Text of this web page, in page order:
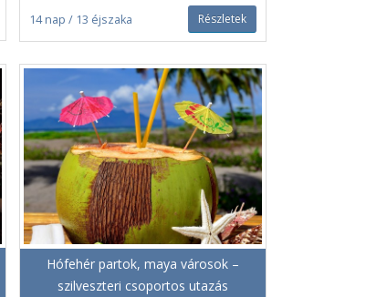
14 nap / 13 éjszaka Részletek
Hófehér partok, maya városok –
szilveszteri csoportos utazás